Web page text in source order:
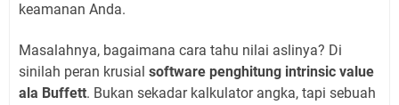
keamanan Anda.
Masalahnya, bagaimana cara tahu nilai aslinya? Di
sinilah peran krusial software penghitung intrinsic value
ala Buffett. Bukan sekadar kalkulator angka, tapi sebuah